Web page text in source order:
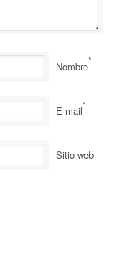
Nombre*
E-mail*
Sitio web